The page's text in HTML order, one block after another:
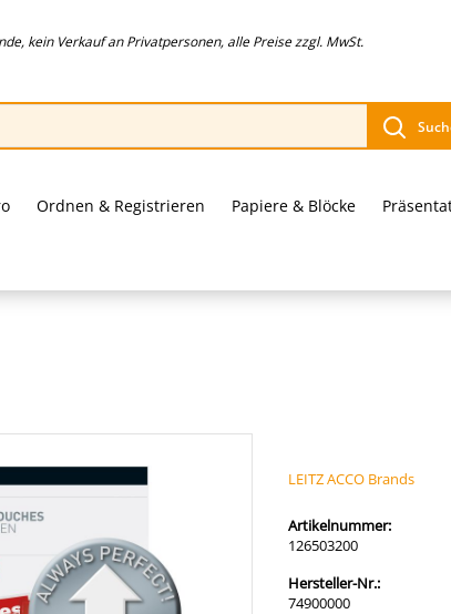
kein Verkauf an Privatpersonen, alle Preise zzgl. MwSt.
Ordnen & Registrieren Papiere & Blöcke
LEITZ ACCO Brands
Artikelnummer:
126503200
Hersteller-Nr.:
74900000